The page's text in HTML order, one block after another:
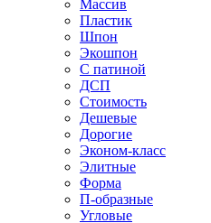
Массив
Пластик
Шпон
Экошпон
С патиной
ДСП
Стоимость
Дешевые
Дорогие
Эконом-класс
Элитные
Форма
П-образные
Угловые